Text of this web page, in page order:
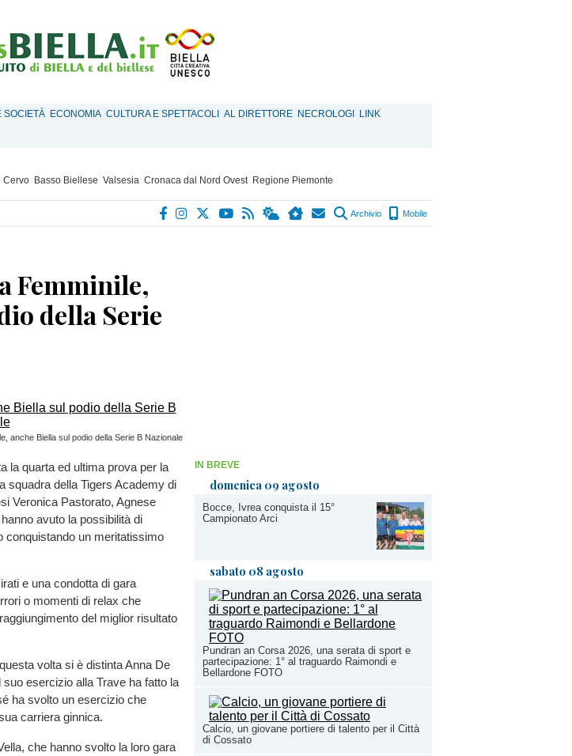
SOCIETÀ ECONOMIA CULTURA E SPETTACOLI AL DIRETTORE NECROLOGI
LINK
Cervo Basso Biellese Valsesia Cronaca dal Nord Ovest Regione Piemonte
Archivio Mobile
IN BREVE
domenica 09 agosto
Bocce, Ivrea conquista il 15°
Campionato Arci
sabato 08 agosto
Pundran an Corsa 2026, una serata di sport e
partecipazione: 1° al traguardo Raimondi e
Bellardone FOTO
Calcio, un giovane portiere di talento per il Città
di Cossato
Femminile,
della Serie
anche Biella sul podio della Serie B Nazionale
la quarta ed ultima prova per la
squadra della Tigers Academy di
Veronica Pastorato, Agnese
avuto la possibilità di
conquistando un meritatissimo
e una condotta di gara
o momenti di relax che
del miglior risultato
volta si è distinta Anna De
esercizio alla Trave ha fatto la
ha svolto un esercizio che
carriera ginnica.
che hanno svolto la loro gara